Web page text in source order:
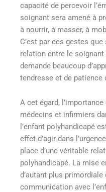
capacité de percevoir
soignant sera amené à
à nourrir, à masser, à
C’est par ces gestes
relation entre le
demande beaucoup
tendresse et de patience
A cet égard,
médecins et infirmiers
l’enfant polyhandicapé
effet d’agir dans
place d’une véritable
polyhandicapé. La mise
d’autant plus primordiale
communication avec